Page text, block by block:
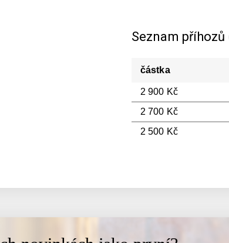
Seznam příhozů
částka
2 900 Kč
2 700 Kč
2 500 Kč